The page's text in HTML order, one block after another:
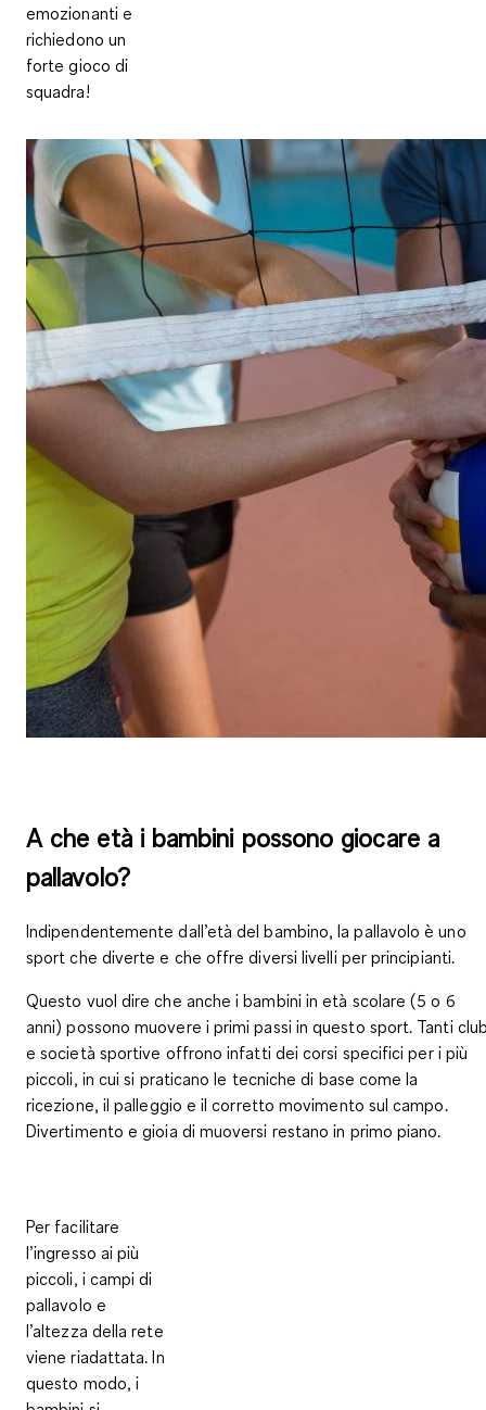
emozionanti e
richiedono un
forte gioco di
squadra!
A che età i bambini possono giocare a
pallavolo?
Indipendentemente dall’età del bambino, la pallavolo è uno
sport che diverte e che offre diversi livelli per principianti.
Questo vuol dire che anche i bambini inetà scolare (5 o 6
anni) possono muovere i primi passi in questo sport. Tanti
e società sportive offrono infatti dei corsi specifici per i più
piccoli, in cui si praticano le tecniche di base come la
ricezione, il palleggio e il corretto movimento sul campo.
Divertimento e gioia di muoversi restano in primo piano.
Per facilitare
l’ingresso ai più
piccoli, i campi di
pallavolo e
l’altezza della rete
viene riadattata. In
questo modo, i